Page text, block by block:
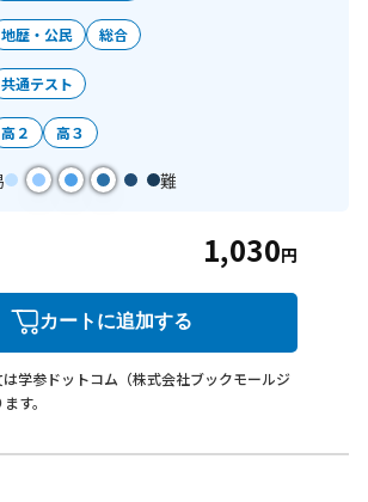
地歴・公民 総合
共通テスト
高２ 高３
難
1,030円
カートに追加する
学参ドットコム（株式会社ブックモールジ
す。